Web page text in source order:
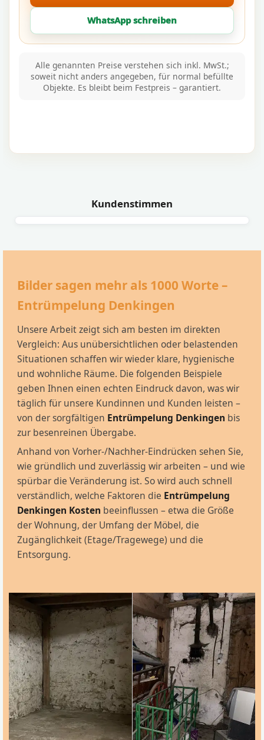
WhatsApp schreiben
Alle genannten Preise verstehen sich inkl. MwSt.;
soweit nicht anders angegeben, für normal befüllte
Objekte. Es bleibt beim Festpreis – garantiert.
Kundenstimmen
Bilder sagen mehr als 1000 Worte –
Entrümpelung Denkingen
Unsere Arbeit zeigt sich am besten im direkten
Vergleich: Aus unübersichtlichen oder belastenden
Situationen schaffen wir wieder klare, hygienische
und wohnliche Räume. Die folgenden Beispiele
geben Ihnen einen echten Eindruck davon, was wir
täglich für unsere Kundinnen und Kunden leisten –
von der sorgfältigen Entrümpelung Denkingen bis
zur besenreinen Übergabe.
Anhand von Vorher-/Nachher-Eindrücken sehen Sie,
wie gründlich und zuverlässig wir arbeiten – und wie
spürbar die Veränderung ist. So wird auch schnell
verständlich, welche Faktoren die Entrümpelung
Denkingen Kosten beeinflussen – etwa die Größe
der Wohnung, der Umfang der Möbel, die
Zugänglichkeit (Etage/Tragewege) und die
Entsorgung.